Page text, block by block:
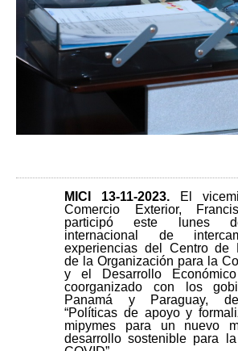
MICI 13-11-2023.
El
Comercio Exterior,
participó este lunes
internacional de
experiencias del Centro de
de la Organización para la
y el Desarrollo
coorganizado con los
Panamá y Paraguay,
“Políticas de apoyo y
mipymes para un nuevo
desarrollo sostenible para